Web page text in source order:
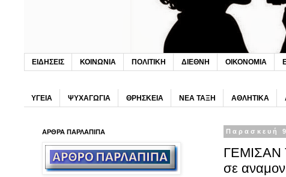
ΕΙΔΗΣΕΙΣ ΚΟΙΝΩΝΙΑ ΠΟΛΙΤΙΚΗ ΔΙΕΘΝΗ ΟΙΚΟΝΟΜΙΑ
ΥΓΕΙΑ ΨΥΧΑΓΩΓΙΑ ΘΡΗΣΚΕΙΑ ΝΕΑ ΤΑΞΗ ΑΘΛΗΤΙΚΑ
Παρασκευή
ΓΕΜΙΣΑΝ
σε
ΑΡΘΡΑ ΠΑΡΛΑΠΙΠΑ